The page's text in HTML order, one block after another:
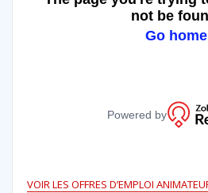
VOIR LES OFFRES D’EMPLOI